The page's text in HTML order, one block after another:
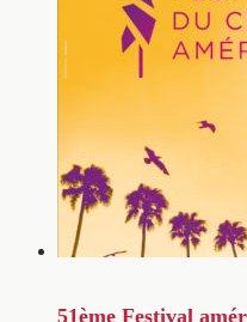
51ème Festival